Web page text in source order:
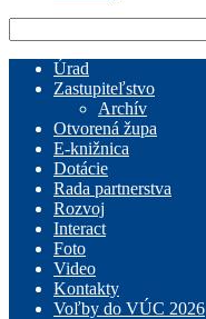
Úrad
Zastupiteľstvo
Archív
Otvorená župa
E-knižnica
Dotácie
Rada partnerstva
Rozvoj
Interact
Foto
Video
Kontakty
Voľby do VÚC 2026